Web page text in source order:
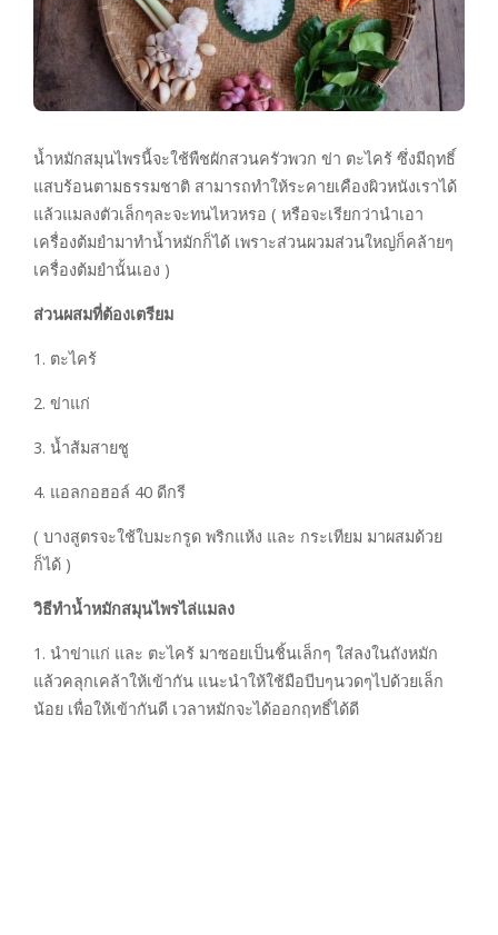
น้ำหมักสมุนไพรนี้จะใช้พืชผักสวนครัวพวก ข่า ตะไคร้ ซึ่งมีฤทธิ์
แสบร้อนตามธรรมชาติ สามารถทำให้ระคายเคืองผิวหนังเราได้
แล้วแมลงตัวเล็กๆละจะทนไหวหรอ ( หรือจะเรียกว่านำเอา
เครื่องต้มยำมาทำน้ำหมักก็ได้ เพราะส่วนผวมส่วนใหญ่ก็คล้ายๆ
เครื่องต้มยำนั้นเอง )
ส่วนผสมที่ต้องเตรียม
1. ตะไคร้
2. ข่าแก่
3. น้ำส้มสายชู
4. แอลกอฮอล์ 40 ดีกรี
( บางสูตรจะใช้ใบมะกรูด พริกแห้ง และ กระเทียม มาผสมด้วย
ก็ได้ )
วิธีทำน้ำหมักสมุนไพรไล่แมลง
1. นำข่าแก่ และ ตะไคร้ มาซอยเป็นชิ้นเล็กๆ ใส่ลงในถังหมัก
แล้วคลุกเคล้าให้เข้ากัน แนะนำให้ใช้มือบีบๆนวดๆไปด้วยเล็ก
น้อย เพื่อให้เข้ากันดี เวลาหมักจะได้ออกฤทธิ์ได้ดี